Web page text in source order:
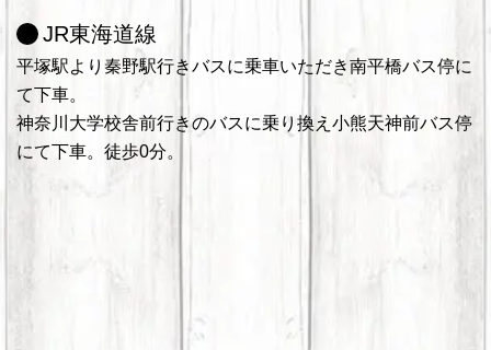
JR東海道線
平塚駅より秦野駅行きバスに乗車いただき南平橋バス停に
て下車。
神奈川大学校舎前行きのバスに乗り換え小熊天神前バス停
にて下車。徒歩0分。